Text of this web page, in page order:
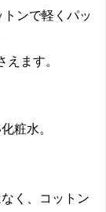
ンで軽くパッ
ます。
粧水。
く、コットン